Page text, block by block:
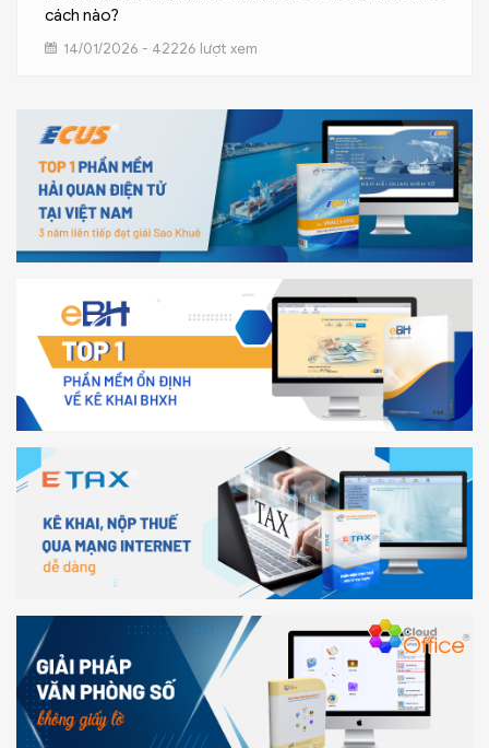
cách nào?
14/01/2026 - 42226 lượt xem